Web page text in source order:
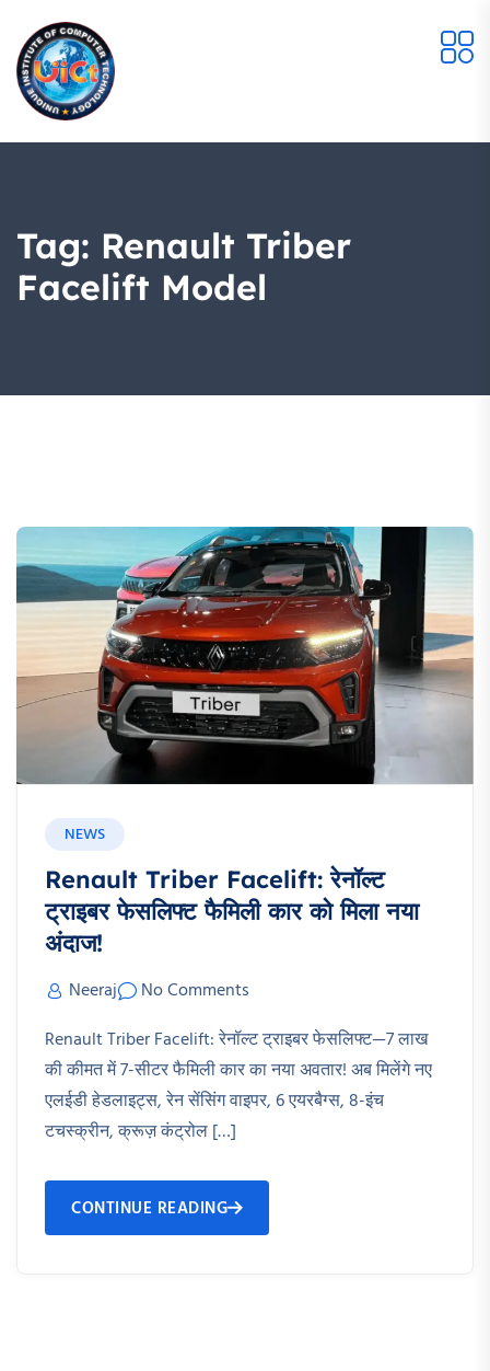
Tag: Renault Triber
Facelift Model
NEWS
Renault Triber Facelift: रेनॉल्ट
ट्राइबर फेसलिफ्ट फैमिली कार को मिला नया
अंदाज!
Neeraj
No Comments
Renault Triber Facelift: रेनॉल्ट ट्राइबर फेसलिफ्ट—7 लाख
की कीमत में 7-सीटर फैमिली कार का नया अवतार! अब मिलेंगे नए
एलईडी हेडलाइट्स, रेन सेंसिंग वाइपर, 6 एयरबैग्स, 8-इंच
टचस्क्रीन, क्रूज़ कंट्रोल […]
CONTINUE READING